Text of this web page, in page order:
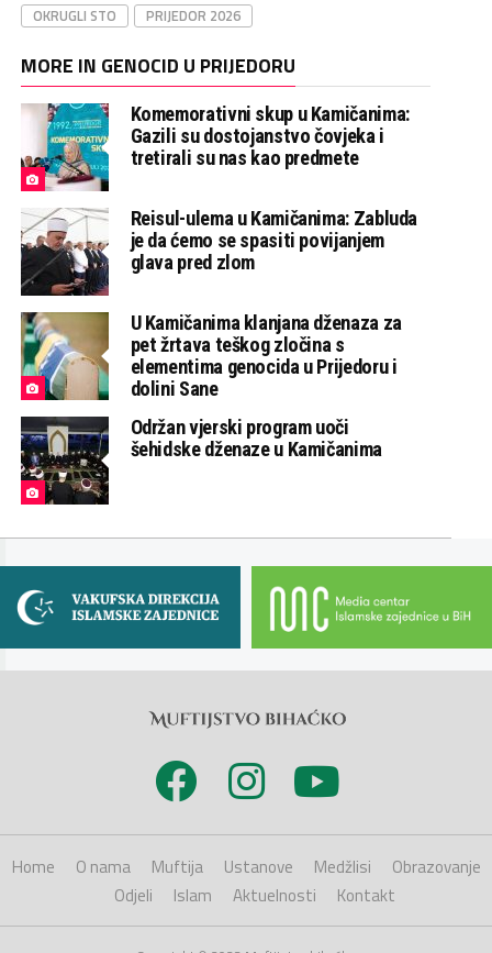
OKRUGLI STO
PRIJEDOR 2026
MORE IN GENOCID U PRIJEDORU
Komemorativni skup u Kamičanima:
Gazili su dostojanstvo čovjeka i
tretirali su nas kao predmete
Reisul-ulema u Kamičanima: Zabluda
je da ćemo se spasiti povijanjem
glava pred zlom
U Kamičanima klanjana dženaza za
pet žrtava teškog zločina s
elementima genocida u Prijedoru i
dolini Sane
Održan vjerski program uoči
šehidske dženaze u Kamičanima
Home O nama Muftija Ustanove Medžlisi
Obrazovanje
Odjeli
Islam Aktuelnosti Kontakt